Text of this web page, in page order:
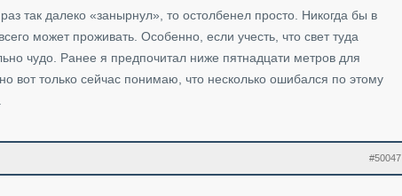
так далеко «занырнул», то остолбенел просто. Никогда бы в
может проживать. Особенно, если учесть, что свет туда
чудо. Ранее я предпочитал ниже пятнадцати метров для
вот только сейчас понимаю, что несколько ошибался по этому
#50047